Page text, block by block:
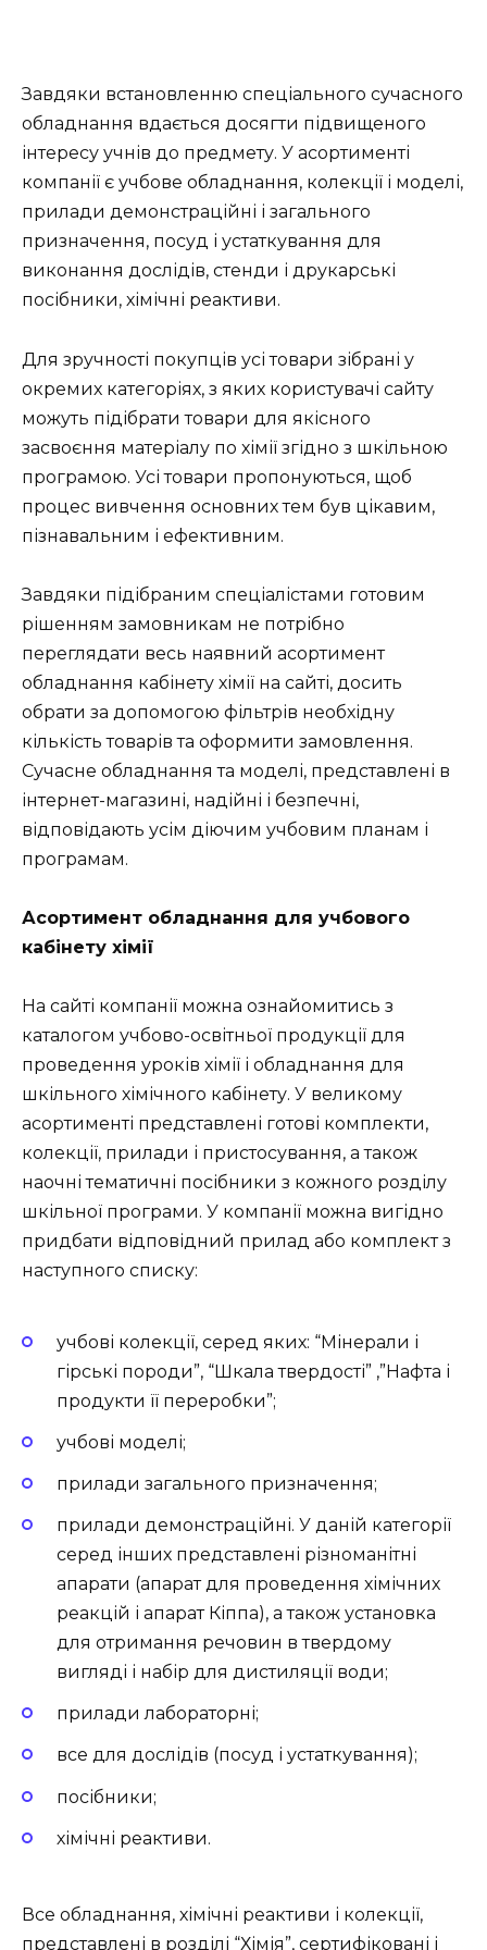
Завдяки встановленню спеціального сучасного
обладнання вдається досягти підвищеного
інтересу учнів до предмету. У асортименті
компанії є учбове обладнання, колекції і моделі,
прилади демонстраційні і загального
призначення, посуд і устаткування для
виконання дослідів, стенди і друкарські
посібники, хімічні реактиви.
Для зручності покупців усі товари зібрані у
окремих категоріях, з яких користувачі сайту
можуть підібрати товари для якісного
засвоєння матеріалу по хімії згідно з шкільною
програмою. Усі товари пропонуються, щоб
процес вивчення основних тем був цікавим,
пізнавальним і ефективним.
Завдяки підібраним спеціалістами готовим
рішенням замовникам не потрібно
переглядати весь наявний асортимент
обладнання кабінету хімії на сайті, досить
обрати за допомогою фільтрів необхідну
кількість товарів та оформити замовлення.
Сучасне обладнання та моделі, представлені в
інтернет-магазині, надійні і безпечні,
відповідають усім діючим учбовим планам і
програмам.
Асортимент обладнання для учбового
кабінету хімії
На сайті компанії можна ознайомитись з
каталогом учбово-освітньої продукції для
проведення уроків хімії і обладнання для
шкільного хімічного кабінету. У великому
асортименті представлені готові комплекти,
колекції, прилади і пристосування, а також
наочні тематичні посібники з кожного розділу
шкільної програми. У компанії можна вигідно
придбати відповідний прилад або комплект з
наступного списку:
учбові колекції, серед яких: “Мінерали і
гірські породи”, “Шкала твердості” ,”Нафта і
продукти її переробки”;
учбові моделі;
прилади загального призначення;
прилади демонстраційні. У даній категорії
серед інших представлені різноманітні
апарати (апарат для проведення хімічних
реакцій і апарат Кіппа), а також установка
для отримання речовин в твердому
вигляді і набір для дистиляції води;
прилади лабораторні;
все для дослідів (посуд і устаткування);
посібники;
хімічні реактиви.
Все обладнання, хімічні реактиви і колекції,
представлені в розділі “Хімія”, сертифіковані і